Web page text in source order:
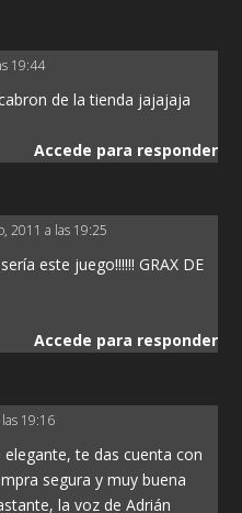
19:44
de la tienda jajajaja
Accede para responder
2011 a las 19:25
este juego!!!!!! GRAX DE
Accede para responder
19:16
te das cuenta con
segura y muy buena
la voz de Adrián